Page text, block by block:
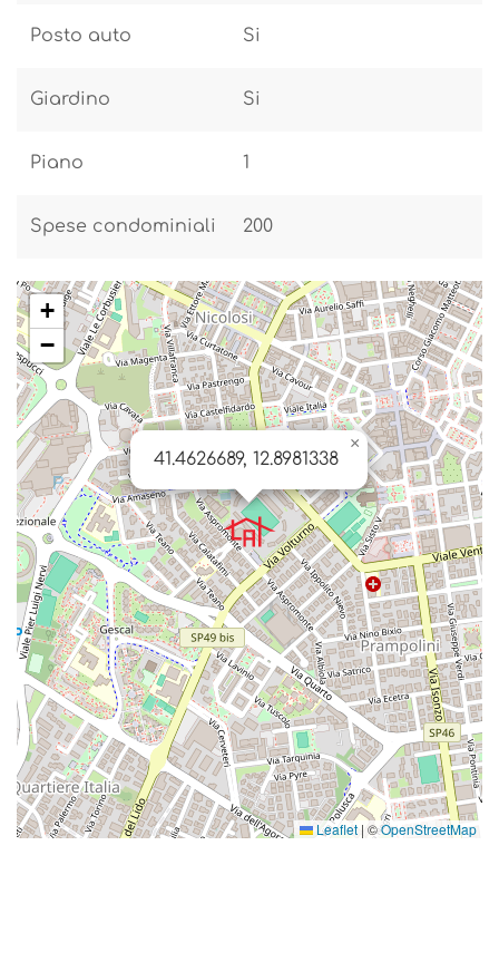
Posto auto Si
Giardino Si
Piano 1
Spese condominiali 200
41.4626689, 12.8981338
×
+
−
Leaflet | ©OpenStreetMap